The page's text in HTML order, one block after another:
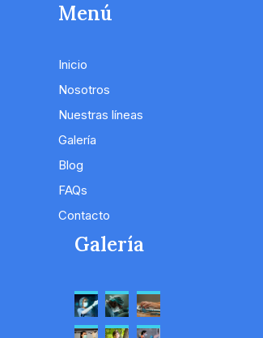
Menú
Inicio
Nosotros
Nuestras líneas
Galería
Blog
FAQs
Contacto
Galería